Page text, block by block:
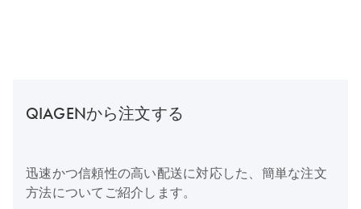
QIAGENから注文する
迅速かつ信頼性の高い配送に対応した、簡単な注文
方法についてご紹介します。